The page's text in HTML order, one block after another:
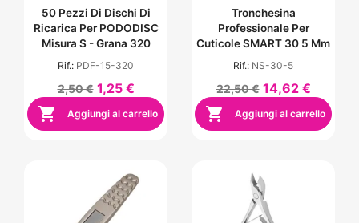
50 Pezzi Di Dischi Di
Ricarica Per PODODISC
Misura S - Grana 320
Rif.: PDF-15-320
2,50 € 1,25 €
 Aggiungi al carrello
Tronchesina
Professionale Per
Cuticole SMART 30 5 Mm
Rif.: NS-30-5
22,50 € 14,62 €
 Aggiungi al carrello